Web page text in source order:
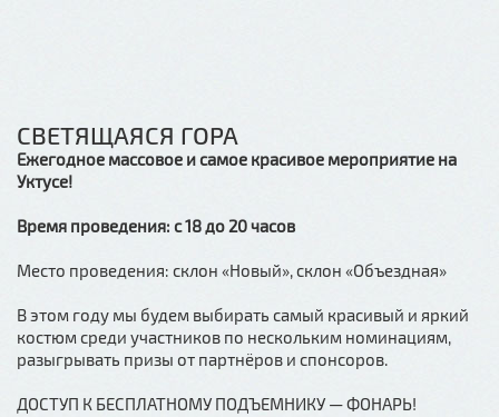
СВЕТЯЩАЯСЯ ГОРА
Ежегодное массовое и самое красивое мероприятие на
Уктусе!
Время проведения: с 18 до 20 часов
Место проведения: склон «Новый», cклон «Объездная»
В этом году мы будем выбирать самый красивый и яркий
костюм среди участников по нескольким номинациям,
разыгрывать призы от партнёров и спонсоров.
ДОСТУП К БЕСПЛАТНОМУ ПОДЪЕМНИКУ — ФОНАРЬ!